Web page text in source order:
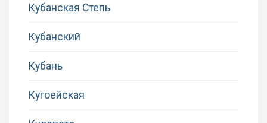
Кубанская Степь
Кубанский
Кубань
Кугоейская